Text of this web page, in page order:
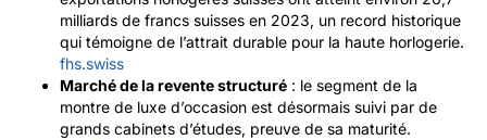
milliards de francs suisses en 2023, un record historique
qui témoigne de l’attrait durable pour la haute horlogerie.
fhs.swiss
Marché de la revente structuré : le segment de la
montre de luxe d’occasion est désormais suivi par de
grands cabinets d’études, preuve de sa maturité.